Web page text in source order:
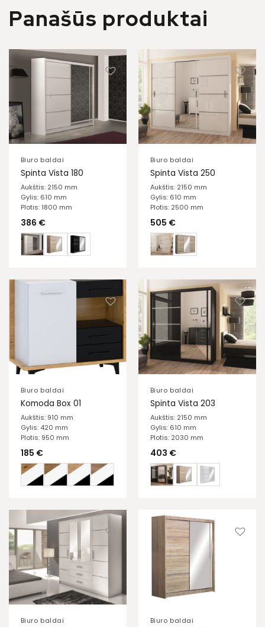
Panašūs produktai
Biuro baldai
Spinta Vista 180
Aukštis: 2150 mm
Gylis: 610 mm
Plotis: 1800 mm
386 €
Biuro baldai
Spinta Vista 250
Aukštis: 2150 mm
Gylis: 610 mm
Plotis: 2500 mm
505 €
Biuro baldai
Komoda Box 01
Aukštis: 910 mm
Gylis: 420 mm
Plotis: 950 mm
185 €
Biuro baldai
Spinta Vista 203
Aukštis: 2150 mm
Gylis: 610 mm
Plotis: 2030 mm
403 €
Biuro baldai Biuro baldai